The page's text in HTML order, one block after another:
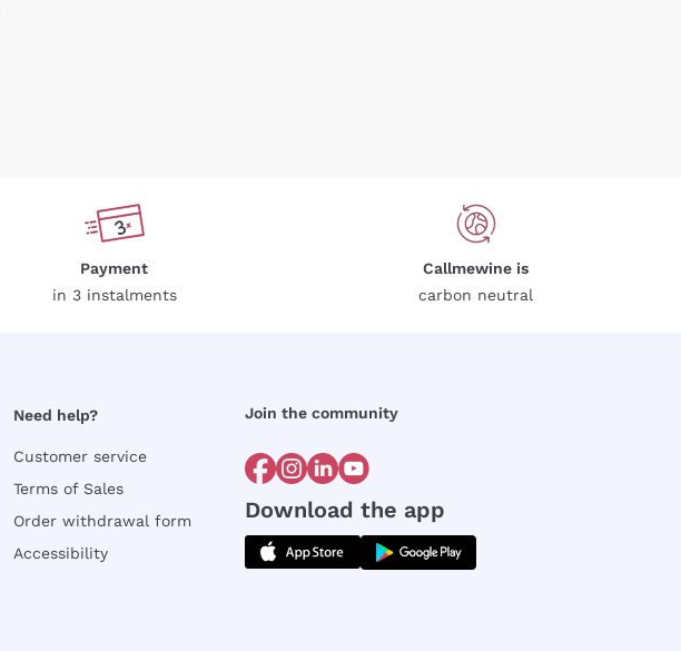
Payment
in 3 instalments
Callmewine is
carbon neutral
Need help?
Customer service
Terms of Sales
Order withdrawal form
Accessibility
Join the community
Download the app